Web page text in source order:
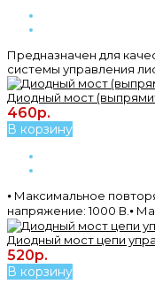
Предназначен для
системы управления
Диодный мост
460р.
В корзину
⦁ Максимальное
напряжение: 1000 В.⦁
Диодный мост цепи
520р.
В корзину